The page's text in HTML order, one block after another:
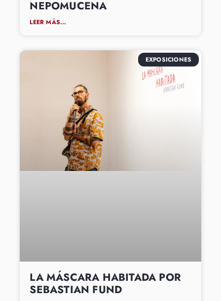
NEPOMUCENA
LEER MÁS...
EXPOSICIONES
LA MÁSCARA HABITADA POR
SEBASTIAN FUND